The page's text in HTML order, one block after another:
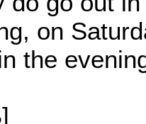
on
the